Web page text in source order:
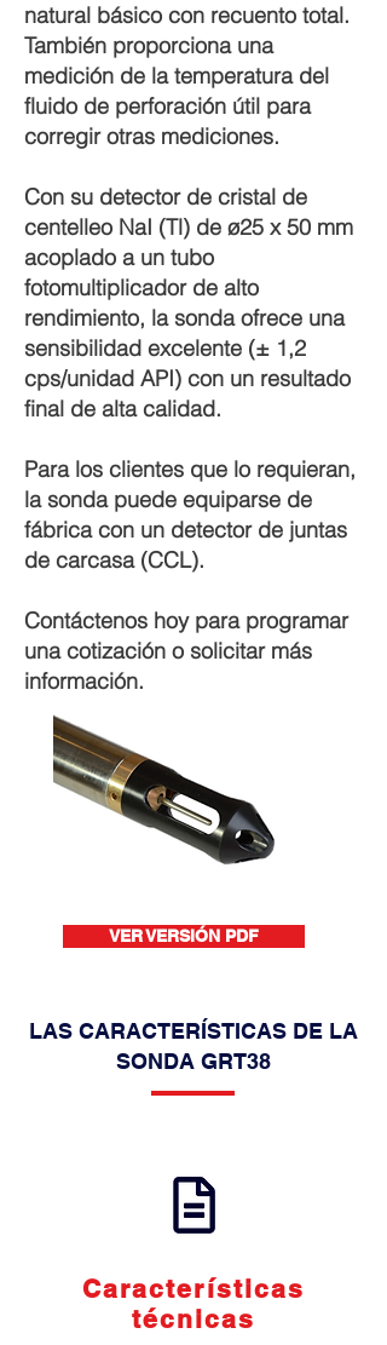
natural básico con recuento total.
También proporciona una
medición de la temperatura del
fluido de perforación útil para
corregir otras mediciones.
Con su detector de cristal de
centelleo NaI (Tl) de ø25 x 50 mm
acoplado a un tubo
fotomultiplicador de alto
rendimiento, la sonda ofrece una
sensibilidad excelente (± 1,2
cps/unidad API) con un resultado
final de alta calidad.
Para los clientes que lo requieran,
la sonda puede equiparse de
fábrica con un detector de juntas
de carcasa (CCL).
Contáctenos hoy para programar
una cotización o solicitar más
información.
VER VERSIÓN PDF
LAS CARACTERÍSTICAS DE LA
SONDA GRT38
Características
técnicas